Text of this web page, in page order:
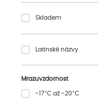
Skladem
Latinské názvy
Mrazuvzdornost
-17°C až -20°C